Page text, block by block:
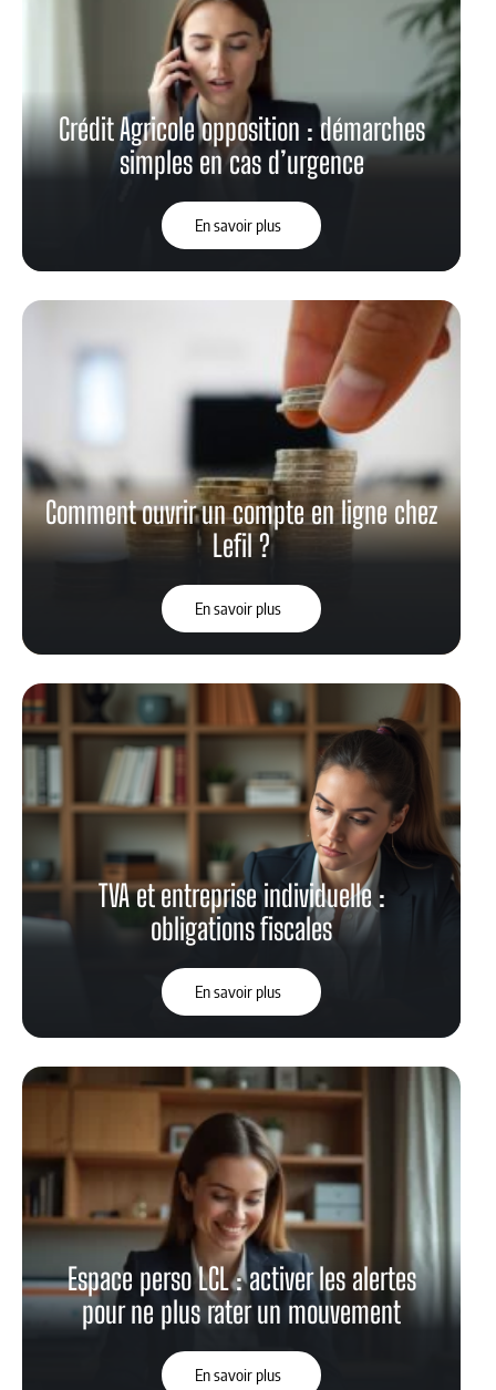
Crédit Agricole opposition : démarches
simples en cas d’urgence
En savoir plus
Comment ouvrir un compte en ligne chez
Lefil ?
En savoir plus
TVA et entreprise individuelle :
obligations fiscales
En savoir plus
Espace perso LCL : activer les alertes
pour ne plus rater un mouvement
En savoir plus